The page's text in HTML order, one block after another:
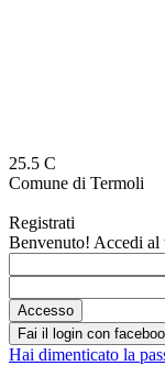
25.5 C
Comune di Termoli
Registrati
Benvenuto! Accedi al
Fai il login con
Hai dimenticato la